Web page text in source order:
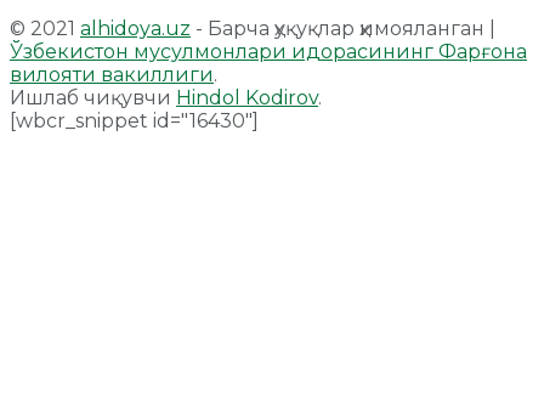
© 2021 alhidoya.uz - Барча ҳуқуқлар ҳимояланган |
Ўзбекистон мусулмонлари идорасининг Фарғона
вилояти вакиллиги.
Ишлаб чиқувчи Hindol Kodirov.
[wbcr_snippet id="16430"]